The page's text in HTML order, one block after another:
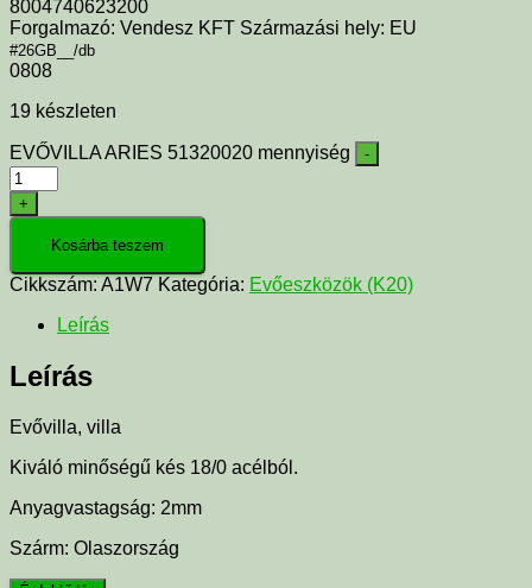
8004740623200
Forgalmazó: Vendesz KFT Származási hely: EU
#26GB__/db
0808
19 készleten
EVŐVILLA ARIES 51320020 mennyiség -
+
Kosárba teszem
Cikkszám: A1W7 Kategória: Evőeszközök (K20)
Leírás
Leírás
Evővilla, villa
Kiváló minőségű kés 18/0 acélból.
Anyagvastagság: 2mm
Szárm: Olaszország